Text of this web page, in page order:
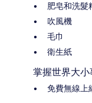
肥皂和洗髮
吹風機
毛巾
衛生紙
掌握世界大小
免費無線上